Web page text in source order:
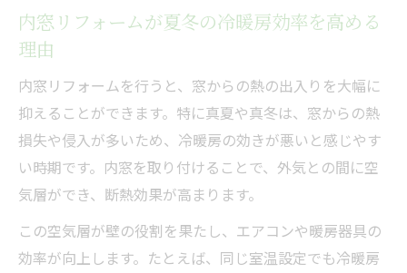
省エネにつながる内窓設置の具体的なポイ
最新内窓補助金情報を利用する方法とは
内窓補助金の最新情報と申請手順を解説
2026年も使えるか確認したい内窓補助金
内窓設置のための補助金活用ガイド
兵庫県の内窓補助金制度を徹底比較
内窓リフォームで補助金を賢く使う方法
内窓リフォームが夏冬の冷暖房効率を高める
理由
内窓リフォームを行うと、窓からの熱の出入りを大幅に
抑えることができます。特に真夏や真冬は、窓からの熱
損失や侵入が多いため、冷暖房の効きが悪いと感じやす
い時期です。内窓を取り付けることで、外気との間に空
気層ができ、断熱効果が高まります。
この空気層が壁の役割を果たし、エアコンや暖房器具の
効率が向上します。たとえば、同じ室温設定でも冷暖房